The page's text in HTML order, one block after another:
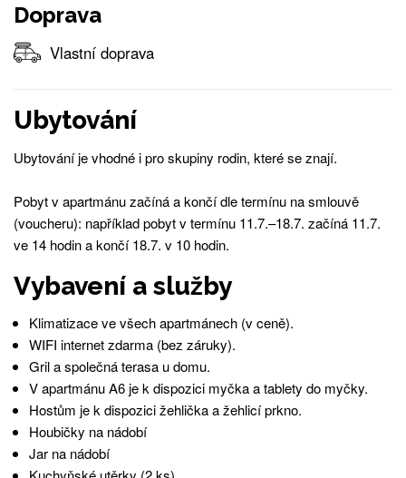
Doprava
Vlastní doprava
Ubytování
Ubytování je vhodné i pro skupiny rodin, které se znají.
Pobyt v apartmánu začíná a končí dle termínu na smlouvě
(voucheru): například pobyt v termínu 11.7.–18.7. začíná 11.7.
ve 14 hodin a končí 18.7. v 10 hodin.
Vybavení a služby
Klimatizace ve všech apartmánech (v ceně).
WIFI internet zdarma (bez záruky).
Gril a společná terasa u domu.
V apartmánu A6 je k dispozici myčka a tablety do myčky.
Hostům je k dispozici žehlička a žehlicí prkno.
Houbičky na nádobí
Jar na nádobí